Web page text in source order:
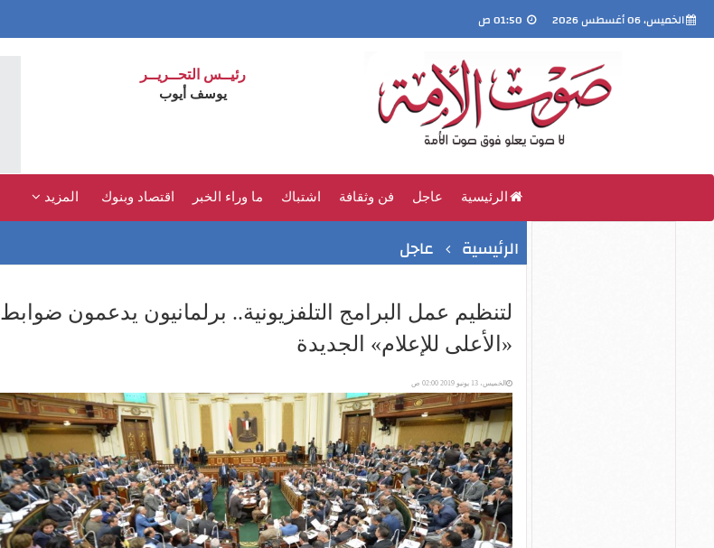
الخميس، 06 أغسطس 2026
رئيــس التحــريــر
يوسف أيوب
الرئيسية عاجل فن وثقافة اشتباك ما وراء الخبر اقتصاد وبنوك المزيد
الرئيسية عاجل
لتنظيم عمل البرامج التلفزيونية.. برلمانيون يدعمون ضوابط
«الأعلى للإعلام» الجديدة
الخميس، 13 يونيو 2019 02:00 ص